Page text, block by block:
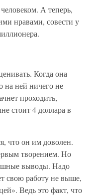
А теперь,
нравами, совести у
Когда она
на ней ничего не
проходить,
стоит 4 доллара в
что он им доволен.
творением. Но
выводы. Надо
свою работу не выше,
Ведь это факт, что